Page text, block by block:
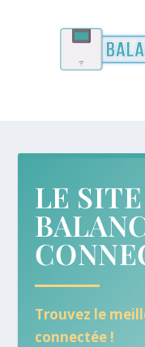
LE SITE
Trouvez le
connectée !